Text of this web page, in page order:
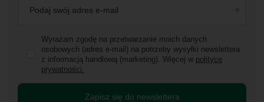
Podaj swój adres e-mail
Wyrażam zgodę na przetwarzanie moich danych
osobowych (adres e-mail) na potrzeby wysyłki newslettera
z informacją handlową (marketing). Więcej w polityce
prywatności.
Zapisz się do newslettera